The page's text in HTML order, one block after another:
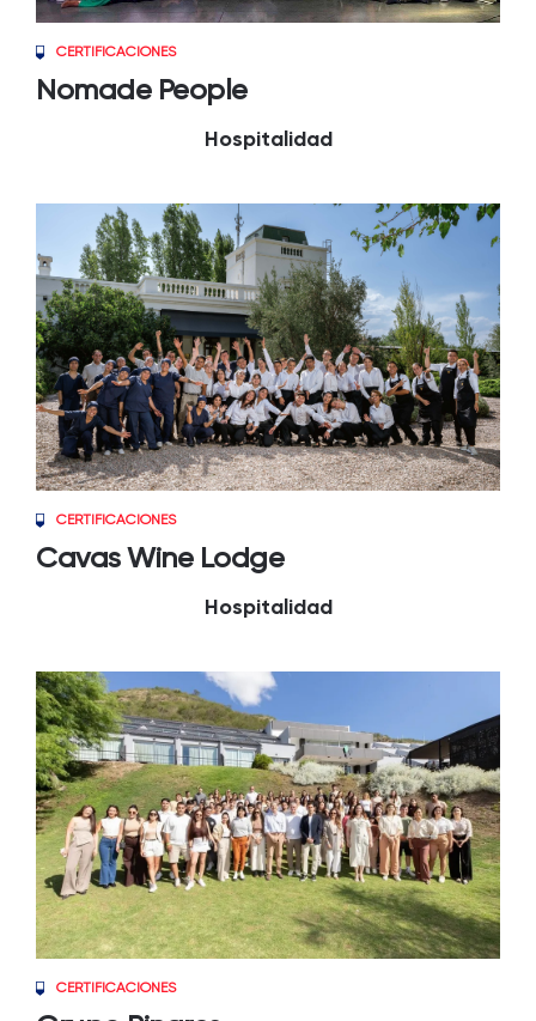
CERTIFICACIONES
Nomade People
Hospitalidad
CERTIFICACIONES
Cavas Wine Lodge
Hospitalidad
CERTIFICACIONES